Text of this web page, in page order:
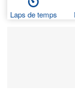
Laps de temps